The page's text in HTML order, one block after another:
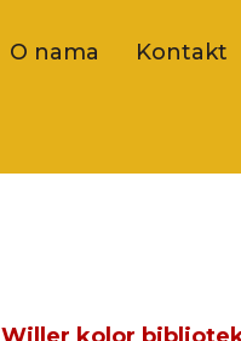
O nama Kontakt